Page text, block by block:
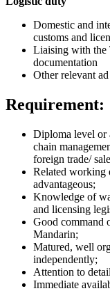
Domestic and
customs and
Liaising with the
documentation
Other relevant
Requirement:
Diploma level or
chain
foreign trade/
Related working
advantageous;
Knowledge of
and licensing
Good command
Mandarin;
Matured, well
independently;
Attention to
Immediate